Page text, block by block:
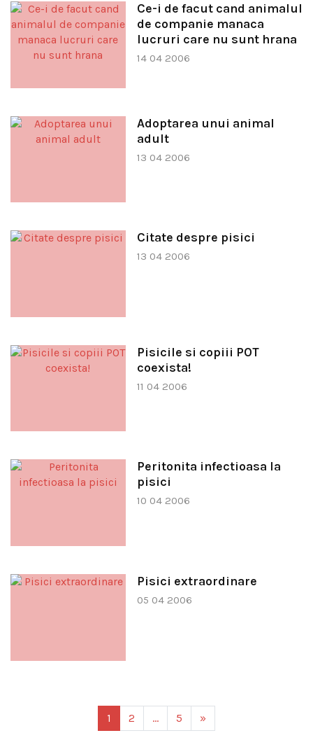
Ce-i de facut cand animalul
de companie manaca
lucruri care nu sunt hrana
14 04 2006
Adoptarea unui animal
adult
13 04 2006
Citate despre pisici
13 04 2006
Pisicile si copiii POT
coexista!
11 04 2006
Peritonita infectioasa la
pisici
10 04 2006
Pisici extraordinare
05 04 2006
1 2 … 5 »